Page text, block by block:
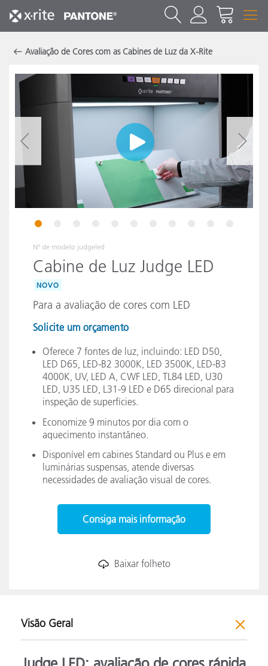
Avaliação de Cores com as Cabines de Luz da X-Rite
1
Nº de modelo judgeled
Cabine de Luz Judge LED
NOVO
Para a avaliação de cores com LED
Solicite um orçamento
Oferece 7 fontes de luz, incluindo: LED D50,
LED D65, LED-B2 3000K, LED 3500K, LED-B3
4000K, UV, LED A, CWF LED, TL84 LED, U30
LED, U35 LED, L31-9 LED e D65 direcional para
inspeção de superfícies.
Economize 9 minutos por dia com o
aquecimento instantâneo.
Disponível em cabines Standard ou Plus e em
luminárias suspensas, atende diversas
necessidades de avaliação visual de cores.
Consiga mais informação
Baixar folheto
Visão Geral